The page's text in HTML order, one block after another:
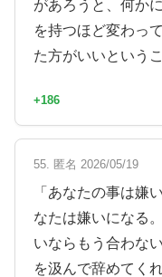
があろうと、何か
を持つほど変わっ
た方がいいという
+186
55. 匿名 2026/05/19
「あなたの事は嫌
なたは嫌いになる
いならもう合わな
を汲んで辞めてく